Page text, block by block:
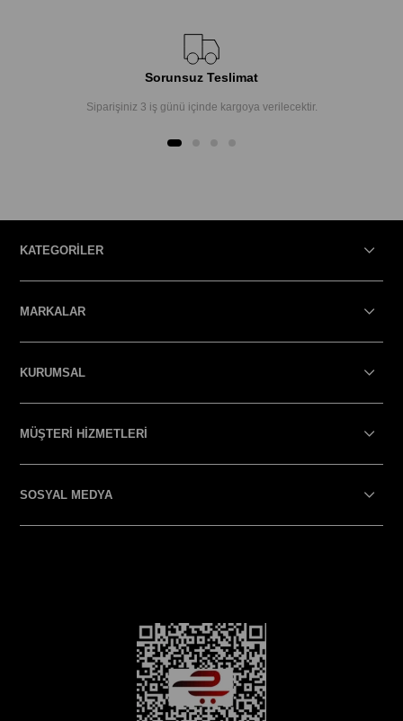
Sorunsuz Teslimat
Siparişiniz 3 iş günü içinde kargoya verilecektir.
KATEGORİLER
MARKALAR
KURUMSAL
MÜŞTERİ HİZMETLERİ
SOSYAL MEDYA